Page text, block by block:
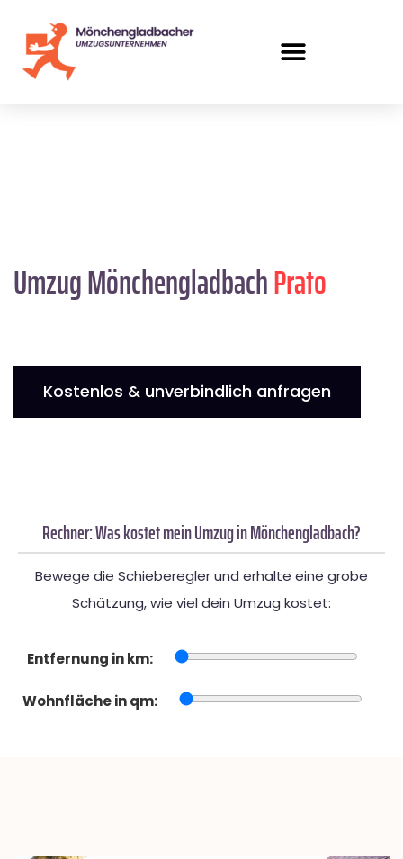
Umzug MönchengladbachPrato
Kostenlos & unverbindlich anfragen
Rechner: Was kostet mein Umzug in Mönchengladbach?
Bewege die Schieberegler und erhalte eine grobe
Schätzung, wie viel dein Umzug kostet:
Entfernung in km:
Wohnfläche in qm: